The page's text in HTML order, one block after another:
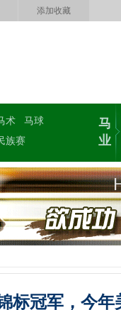
添加收藏
术
马球
族赛
马
业
标冠军，今